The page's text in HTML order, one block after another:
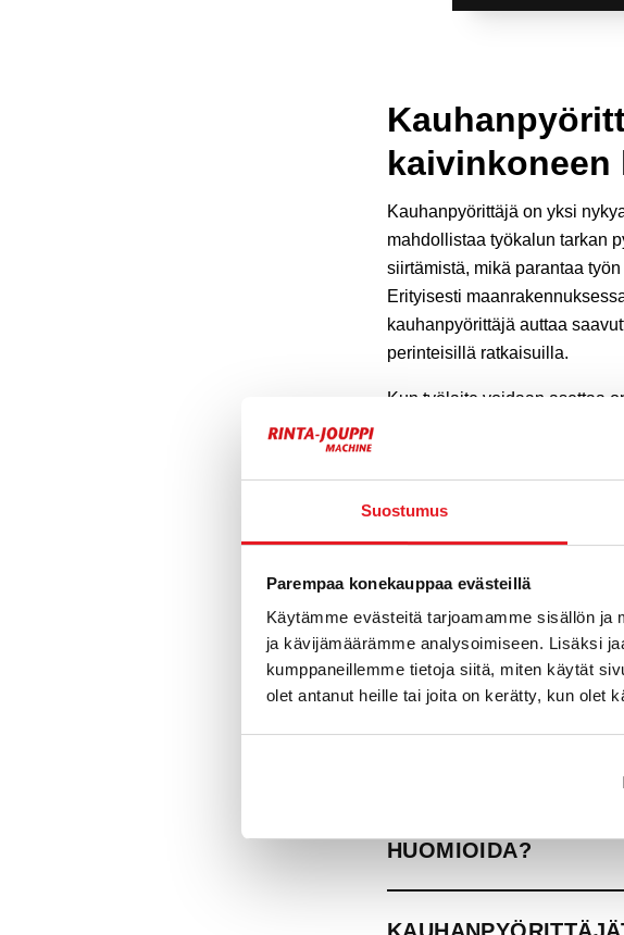
Suostumus
Parempaa konekauppaa evästeillä
Käytämme evästeitä tarjoamamme sisällön ja
ja kävijämäärämme analysoimiseen. Lisäksi
kumppaneillemme tietoja siitä, miten käytät
olet antanut heille tai joita on kerätty, kun olet
kaivinkoneen
Kauhanpyörittäjä on yksi
mahdollistaa työkalun tarkan
siirtämistä, mikä parantaa
Erityisesti
kauhanpyörittäjä auttaa
perinteisillä ratkaisuilla.
Kun työlaite voidaan asettaa
tarpeettomat siirrot vähenevät.
MIKSI
HUOMIOIDA?